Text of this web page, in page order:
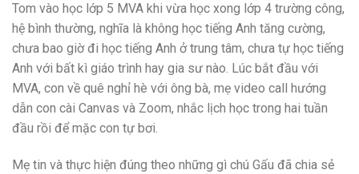
Tom vào học lớp 5 MVA khi vừa học xong lớp 4 trường công,
hệ bình thường, nghĩa là không học tiếng Anh tăng cường,
chưa bao giờ đi học tiếng Anh ở trung tâm, chưa tự học tiếng
Anh với bất kì giáo trình hay gia sư nào. Lúc bắt đầu với
MVA, con về quê nghỉ hè với ông bà, mẹ video call hướng
dẫn con cài Canvas và Zoom, nhắc lịch học trong hai tuần
đầu rồi để mặc con tự bơi.
Mẹ tin và thực hiện đúng theo những gì chú Gấu đã chia sẻ